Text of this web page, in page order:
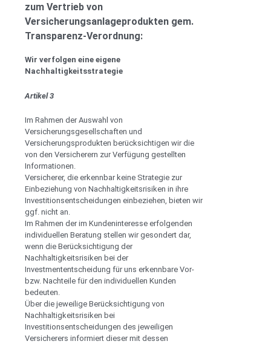
zum Vertrieb von
Versicherungsanlageprodukten gem.
Transparenz-Verordnung:
Wir verfolgen eine eigene
Nachhaltigkeitsstrategie
Artikel 3
Im Rahmen der Auswahl von
Versicherungsgesellschaften und
Versicherungsprodukten berücksichtigen wir die
von den Versicherern zur Verfügung gestellten
Informationen.
Versicherer, die erkennbar keine Strategie zur
Einbeziehung von Nachhaltigkeitsrisiken in ihre
Investitionsentscheidungen einbeziehen, bieten wir
ggf. nicht an.
Im Rahmen der im Kundeninteresse erfolgenden
individuellen Beratung stellen wir gesondert dar,
wenn die Berücksichtigung der
Nachhaltigkeitsrisiken bei der
Investmententscheidung für uns erkennbare Vor-
bzw. Nachteile für den individuellen Kunden
bedeuten.
Über die jeweilige Berücksichtigung von
Nachhaltigkeitsrisiken bei
Investitionsentscheidungen des jeweiligen
Versicherers informiert dieser mit dessen